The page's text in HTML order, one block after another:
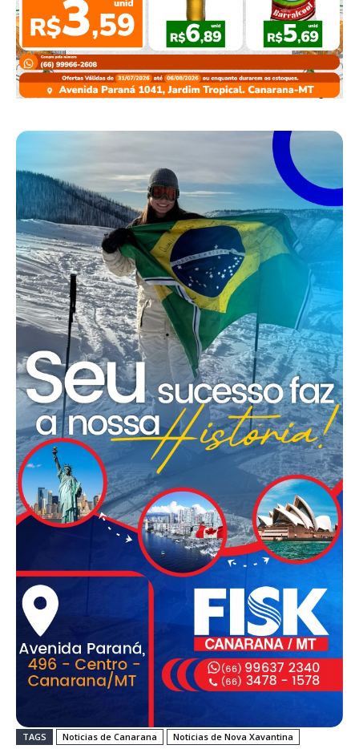
TAGS Noticias de Canarana
Noticias de Nova Xavantina